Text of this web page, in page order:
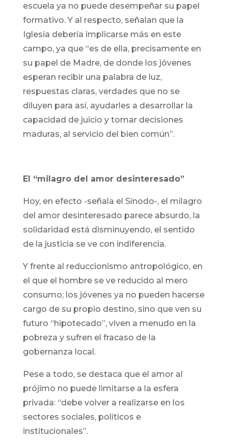
escuela ya no puede desempeñar su papel
formativo. Y al respecto, señalan que la
Iglesia debería implicarse más en este
campo, ya que “es de ella, precisamente en
su papel de Madre, de donde los jóvenes
esperan recibir una palabra de luz,
respuestas claras, verdades que no se
diluyen para así, ayudarles a desarrollar la
capacidad de juicio y tomar decisiones
maduras, al servicio del bien común”.
El “milagro del amor desinteresado”
Hoy, en efecto -señala el Sínodo-, el milagro
del amor desinteresado parece absurdo, la
solidaridad está disminuyendo, el sentido
de la justicia se ve con indiferencia.
Y frente al reduccionismo antropológico, en
el que el hombre se ve reducido al mero
consumo; los jóvenes ya no pueden hacerse
cargo de su propio destino, sino que ven su
futuro “hipotecado”, viven a menudo en la
pobreza y sufren el fracaso de la
gobernanza local.
Pese a todo, se destaca que el amor al
prójimo no puede limitarse a la esfera
privada: “debe volver a realizarse en los
sectores sociales, políticos e
institucionales”.